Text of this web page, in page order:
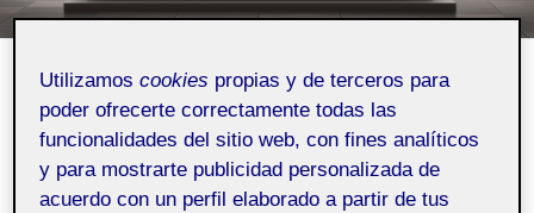
EL
POR
YUXIANA DEL CARMEN
MARIÑOS GOMERO
Tutorial decoración con vinilo de
colores en vidrio
Utilizamoscookies propias y de terceros para
poder ofrecerte correctamente todas las
funcionalidades del sitio web, con fines analíticos
y para mostrarte publicidad personalizada de
acuerdo con un perfil elaborado a partir de tus